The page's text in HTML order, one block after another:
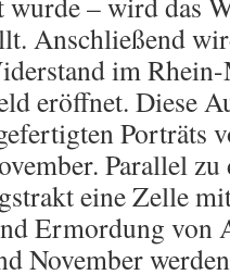
Anschließend
im
eröffnet. Diese
Porträts
Parallel
eine Zelle
Ermordung von
November